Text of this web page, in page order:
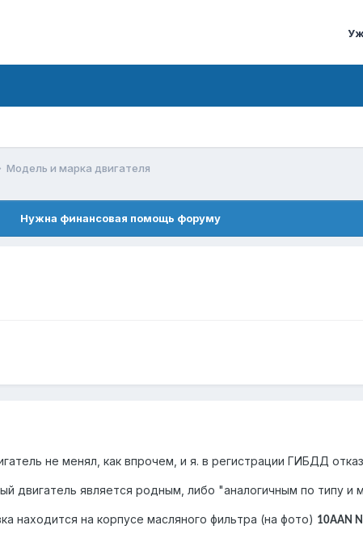
Модель и марка двигателя
Нужна финансовая помощь форуму
не менял, как впрочем, и я. в регистрации ГИБДД
двигатель является родным, либо "аналогичным по типу и
находится на корпусе масляного фильтра (на фото) 10AAN